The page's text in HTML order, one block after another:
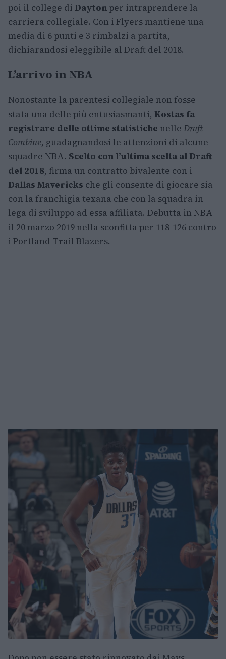
poi il college di Daytonper intraprendere la
carriera collegiale. Con i Flyers mantiene una
media di 6 punti e 3 rimbalzi a partita,
dichiarandosi eleggibile al Draft del 2018.
L’arrivo in NBA
Nonostante la parentesi collegiale non fosse
stata una delle più entusiasmanti, Kostas fa
registrare delle ottime statistiche nelle Draft
Combine, guadagnandosi le attenzioni di alcune
squadre NBA. Scelto con l’ultima scelta al Draft
del 2018, firma un contratto bivalente con i
Dallas Mavericks che gli consente di giocare sia
con la franchigia texana che con la squadra in
lega di sviluppo ad essa affiliata. Debutta in NBA
il 20 marzo 2019 nella sconfitta per 118-126 contro
i Portland Trail Blazers.